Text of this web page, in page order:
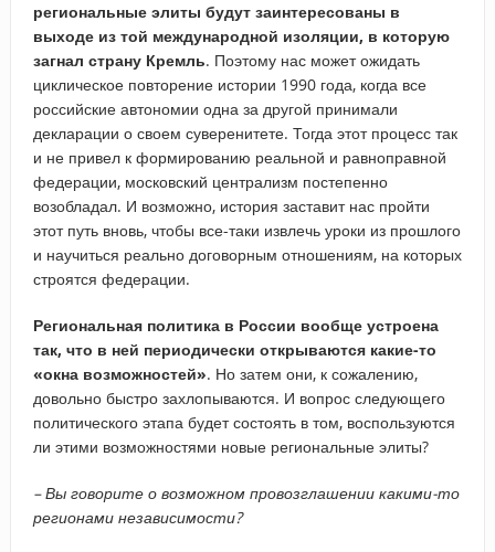
региональные элиты будут заинтересованы в
выходе из той международной изоляции, в которую
загнал страну Кремль. Поэтому нас может ожидать
циклическое повторение истории 1990 года, когда все
российские автономии одна за другой принимали
декларации о своем суверенитете. Тогда этот процесс так
и не привел к формированию реальной и равноправной
федерации, московский централизм постепенно
возобладал. И возможно, история заставит нас пройти
этот путь вновь, чтобы все-таки извлечь уроки из прошлого
и научиться реально договорным отношениям, на которых
строятся федерации.
Региональная политика в России вообще устроена
так, что в ней периодически открываются какие-то
«окна возможностей». Но затем они, к сожалению,
довольно быстро захлопываются. И вопрос следующего
политического этапа будет состоять в том, воспользуются
ли этими возможностями новые региональные элиты?
– ​Вы говорите о возможном провозглашении какими-то
регионами независимости?